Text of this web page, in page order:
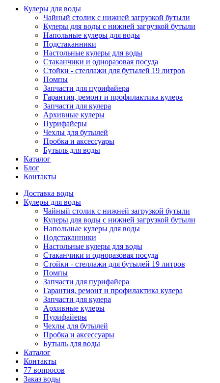
Кулеры для воды
Чайный столик с нижней загрузкой бутыли
Кулеры для воды с нижней загрузкой бутыли
Напольные кулеры для воды
Подстаканники
Настольные кулеры для воды
Стаканчики и одноразовая посуда
Стойки - стеллажи для бутылей 19 литров
Помпы
Запчасти для пурифайера
Гарантия, ремонт и профилактика кулера
Запчасти для кулера
Архивные кулеры
Пурифайеры
Чехлы для бутылей
Пробка и аксессуары
Бутыль для воды
Каталог
Блог
Контакты
Доставка воды
Кулеры для воды
Чайный столик с нижней загрузкой бутыли
Кулеры для воды с нижней загрузкой бутыли
Напольные кулеры для воды
Подстаканники
Настольные кулеры для воды
Стаканчики и одноразовая посуда
Стойки - стеллажи для бутылей 19 литров
Помпы
Запчасти для пурифайера
Гарантия, ремонт и профилактика кулера
Запчасти для кулера
Архивные кулеры
Пурифайеры
Чехлы для бутылей
Пробка и аксессуары
Бутыль для воды
Каталог
Контакты
77 вопросов
Заказ воды